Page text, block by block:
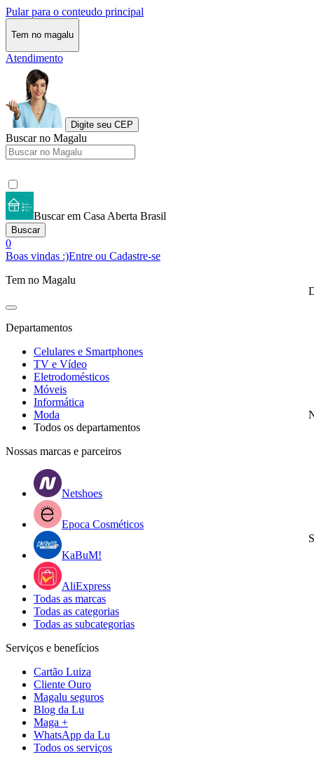
Pular para o conteudo principal
Tem no magalu
Atendimento
Digite seu CEP
Buscar no Magalu
Buscar em Casa Aberta Brasil
Buscar
0
Boas vindas :)Entre ou Cadastre-se
Tem no Magalu
Departamentos
Celulares e Smartphones
TV e Vídeo
Eletrodomésticos
Móveis
Informática
Moda
Todos os departamentos
Nossas marcas e parceiros
Netshoes
Epoca Cosméticos
KaBuM!
AliExpress
Todas as marcas
Todas as categorias
Todas as subcategorias
Serviços e benefícios
Cartão Luiza
Cliente Ouro
Magalu seguros
Blog da Lu
Maga +
WhatsApp da Lu
Todos os serviços